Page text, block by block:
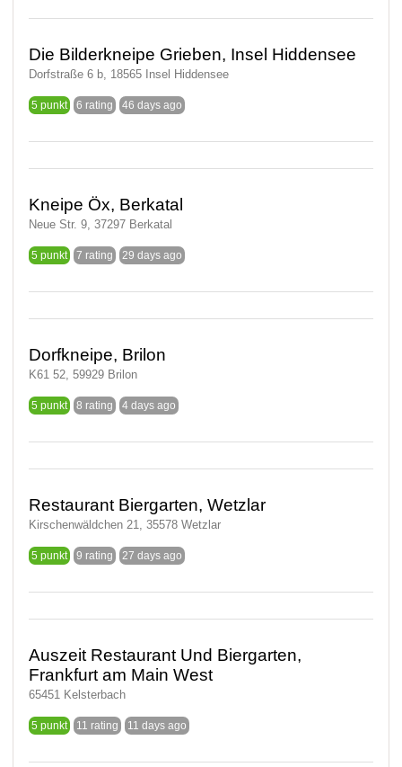
Die Bilderkneipe Grieben, Insel Hiddensee
Dorfstraße 6 b, 18565 Insel Hiddensee
5 punkt 6 rating 46 days ago
Kneipe Öx, Berkatal
Neue Str. 9, 37297 Berkatal
5 punkt 7 rating 29 days ago
Dorfkneipe, Brilon
K61 52, 59929 Brilon
5 punkt 8 rating 4 days ago
Restaurant Biergarten, Wetzlar
Kirschenwäldchen 21, 35578 Wetzlar
5 punkt 9 rating 27 days ago
Auszeit Restaurant Und Biergarten,
Frankfurt am Main West
65451 Kelsterbach
5 punkt 11 rating 11 days ago